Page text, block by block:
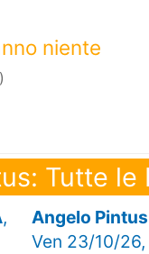
niente
Tutte le
,
Angelo
Ven 23/10/26,